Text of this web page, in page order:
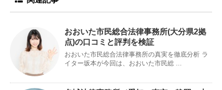
おおいた市民総合法律事務所(大分県2拠
点)の口コミと評判を検証
おおいた市民総合法律事務所の真実を徹底分析 ラ
イター坂本が今回は、おおいた市民総 ...